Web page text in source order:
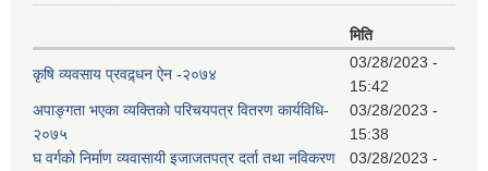
मिति
कृषि व्यवसाय प्रवद्र्धन ऐन -२०७४
03/28/2023 -
15:42
अपाङ्गता भएका व्यक्तिको परिचयपत्र वितरण कार्यविधि-
२०७५
03/28/2023 -
15:38
घ वर्गको निर्माण व्यवासायी इजाजतपत्र दर्ता तथा नविकरण
03/28/2023 -